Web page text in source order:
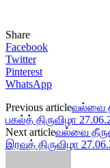
Share
Facebook
Twitter
Pinterest
WhatsApp
Previous articleவல்வை
பகல்த் திருவிழா
Next articleவல்வை
இரவுத் திருவிழா